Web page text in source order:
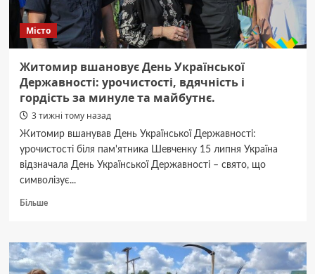
від
обстрілів.
Місто
Житомир вшановує День Української
Державності: урочистості, вдячність і
гордість за минуле та майбутнє.
3 тижні тому назад
Житомир вшанував День Української Державності:
урочистості біля пам'ятника Шевченку 15 липня Україна
відзначала День Української Державності – свято, що
символізує...
БільшеДокладніше
вшановує
День
Української